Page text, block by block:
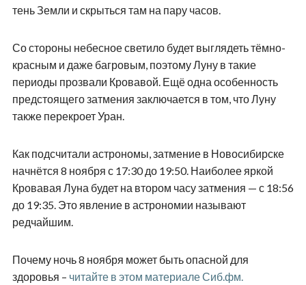
тень Земли и скрыться там на пару часов.
Со стороны небесное светило будет выглядеть тёмно-
красным и даже багровым, поэтому Луну в такие
периоды прозвали Кровавой. Ещё одна особенность
предстоящего затмения заключается в том, что Луну
также перекроет Уран.
Как подсчитали астрономы, затмение в Новосибирске
начнётся 8 ноября с 17:30 до 19:50. Наиболее яркой
Кровавая Луна будет на втором часу затмения — с 18:56
до 19:35. Это явление в астрономии называют
редчайшим.
Почему ночь 8 ноября может быть опасной для
здоровья – читайте в этом материале Сиб.фм.